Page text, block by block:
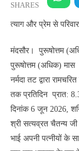
SHARES
त्याग और प्रेम से
मंदसौर। पुरूषोत्तम
पुरूषोत्तम (अधिक)
नर्मदा तट द्वारा
तक प्रतिदिन प्रात:
दिनांक 6 जून 2026,
श्री सत्यव्रत चैतन्य जी
भाई अपनी पत्नीयों के